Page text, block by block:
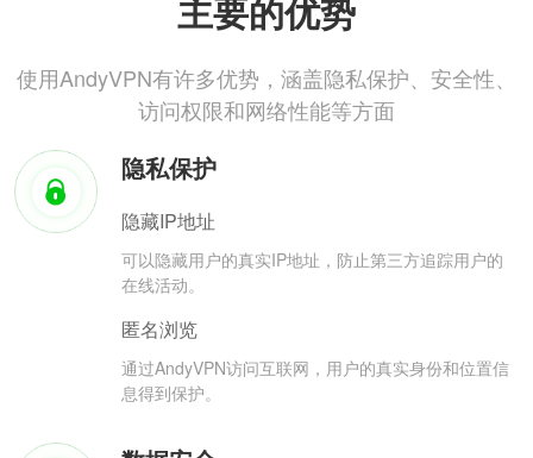
主要的优势
使用AndyVPN有许多优势，涵盖隐私保护、安全性、
访问权限和网络性能等方面
隐私保护
隐藏IP地址
可以隐藏用户的真实IP地址，防止第三方追踪用户的
在线活动。
匿名浏览
通过AndyVPN访问互联网，用户的真实身份和位置信
息得到保护。